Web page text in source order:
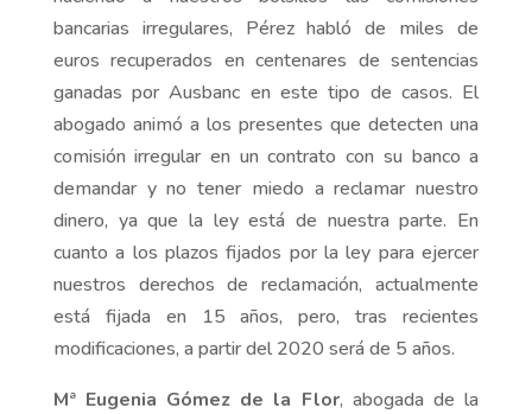
bancarias irregulares, Pérez habló de miles de
euros recuperados en centenares de sentencias
ganadas por Ausbanc en este tipo de casos. El
abogado animó a los presentes que detecten una
comisión irregular en un contrato con su banco a
demandar y no tener miedo a reclamar nuestro
dinero, ya que la ley está de nuestra parte. En
cuanto a los plazos fijados por la ley para ejercer
nuestros derechos de reclamación, actualmente
está fijada en 15 años, pero, tras recientes
modificaciones, a partir del 2020 será de 5 años.
Mª Eugenia Gómez de la Flor, abogada de la